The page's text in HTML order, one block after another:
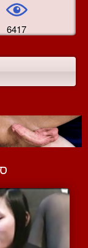
6417